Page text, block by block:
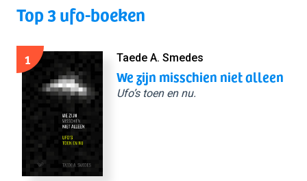
Top 3 ufo-boeken
1 Taede A. Smedes
We zijn misschien niet alleen
Ufo’s toen en nu.